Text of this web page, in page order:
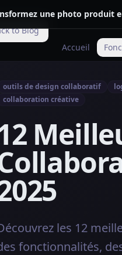
une photo produit
Accueil
to Blog
outils de design collaboratif
collaboration créative
les 12
fonctionnalités,